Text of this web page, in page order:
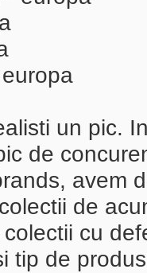
un pic.
de
avem
de
cu
tip de